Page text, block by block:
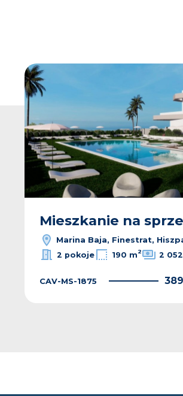
ulubionych
Mieszkanie na
Marina Baja, Finestrat,
2 pokoje 190 m2 2
CAV-MS-1875